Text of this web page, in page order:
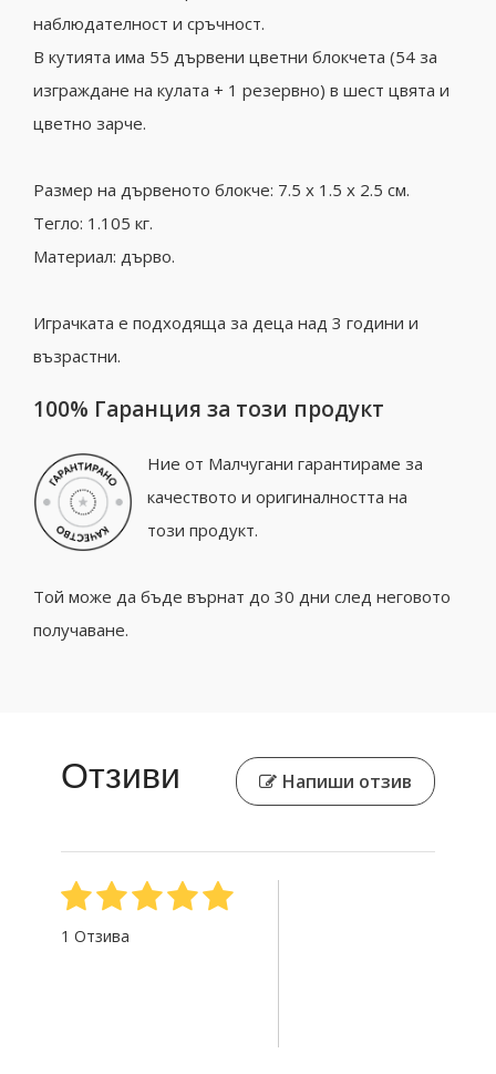
наблюдателност и сръчност.
В кутията има 55 дървени цветни блокчета (54 за
изграждане на кулата + 1 резервно) в шест цвята и
цветно зарче.
Размер на дървеното блокче: 7.5 х 1.5 х 2.5 см.
Тегло: 1.105 кг.
Материал: дърво.
Играчката е подходяща за деца над 3 години и
възрастни.
100% Гаранция за този продукт
Ние от Малчугани гарантираме за
качеството и оригиналността на
този продукт.
Той може да бъде върнат до 30 дни след неговото
получаване.
Отзиви Напиши отзив
1 Отзива